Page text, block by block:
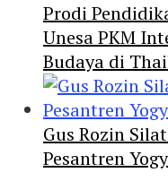
Prodi
Unesa PKM
Budaya di
Gus Rozin
Pesantren